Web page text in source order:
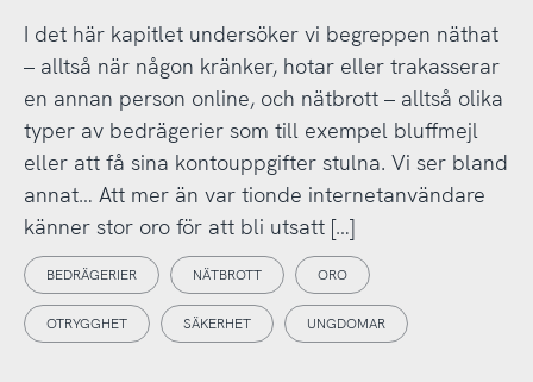
I det här kapitlet undersöker vi begreppen näthat
– alltså när någon kränker, hotar eller trakasserar
en annan person online, och nätbrott – alltså olika
typer av bedrägerier som till exempel bluffmejl
eller att få sina kontouppgifter stulna. Vi ser bland
annat… Att mer än var tionde internetanvändare
känner stor oro för att bli utsatt […]
BEDRÄGERIER NÄTBROTT ORO
OTRYGGHET SÄKERHET UNGDOMAR